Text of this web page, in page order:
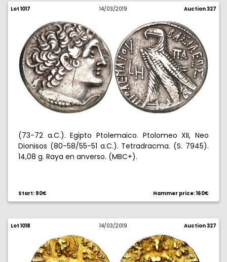
Lot 1017 14/03/2019 Auction 327
(73-72 a.C.). Egipto Ptolemaico. Ptolomeo XII, Neo
Dionisos (80-58/55-51 a.C.). Tetradracma. (S. 7945).
14,08 g. Raya en anverso. (MBC+).
Start: 90€ Hammer price: 160€
Lot 1018 14/03/2019 Auction 327